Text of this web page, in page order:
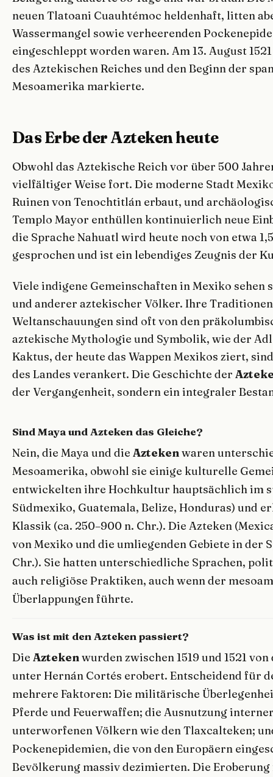
neuen Tlatoani Cuauhtémoc heldenhaft, litten
Wassermangel sowie verheerenden
eingeschleppt worden waren. Am 13. August
des Aztekischen Reiches und den Beginn der
Mesoamerika markierte.
Das Erbe der Azteken heute
Obwohl das Aztekische Reich vor über 500
vielfältiger Weise fort. Die moderne Stadt
Ruinen von Tenochtitlán erbaut, und
Templo Mayor enthüllen kontinuierlich neue
die Sprache Nahuatl wird heute noch von etwa
gesprochen und ist ein lebendiges Zeugnis der
Viele indigene Gemeinschaften in Mexiko sehen
und anderer aztekischer Völker. Ihre
Weltanschauungen sind oft von den
aztekische Mythologie und Symbolik, wie der
Kaktus, der heute das Wappen Mexikos ziert,
des Landes verankert. Die Geschichte der
der Vergangenheit, sondern ein integraler
Sind Maya und Azteken das Gleiche?
Nein, die Maya und die Aztekenwaren
Mesoamerika, obwohl sie einige kulturelle
entwickelten ihre Hochkultur hauptsächlich im
Südmexiko, Guatemala, Belize, Honduras) und
Klassik (ca. 250–900 n. Chr.). Die Azteken
von Mexiko und die umliegenden Gebiete in der
Chr.). Sie hatten unterschiedliche Sprachen,
auch religiöse Praktiken, auch wenn der
Überlappungen führte.
Was ist mit den Azteken passiert?
Die Aztekenwurden zwischen 1519 und 1521
unter Hernán Cortés erobert. Entscheidend für
mehrere Faktoren: Die militärische
Pferde und Feuerwaffen; die Ausnutzung
unterworfenen Völkern wie den Tlaxcalteken;
Pockenepidemien, die von den Europäern
Bevölkerung massiv dezimierten. Die